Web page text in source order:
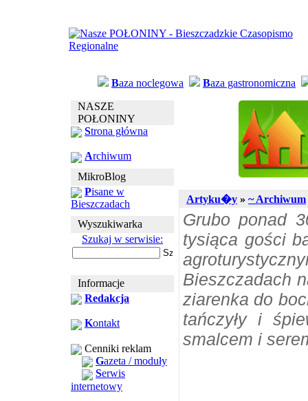
Baza noclegowa Baza gastronomiczna
NASZE
POŁONINY
Strona główna
Archiwum
MikroBlog
Pisane w
Bieszczadach
Wyszukiwarka
Szukaj w serwisie:
Informacje
Redakcja
Kontakt
Cenniki reklam
Gazeta / moduły
Serwis
internetowy
Artyku�y » ~ Archiwum
Grubo ponad
tysiąca gości
Bieszczadach
ziarenka do
tańczyły i
smalcem i